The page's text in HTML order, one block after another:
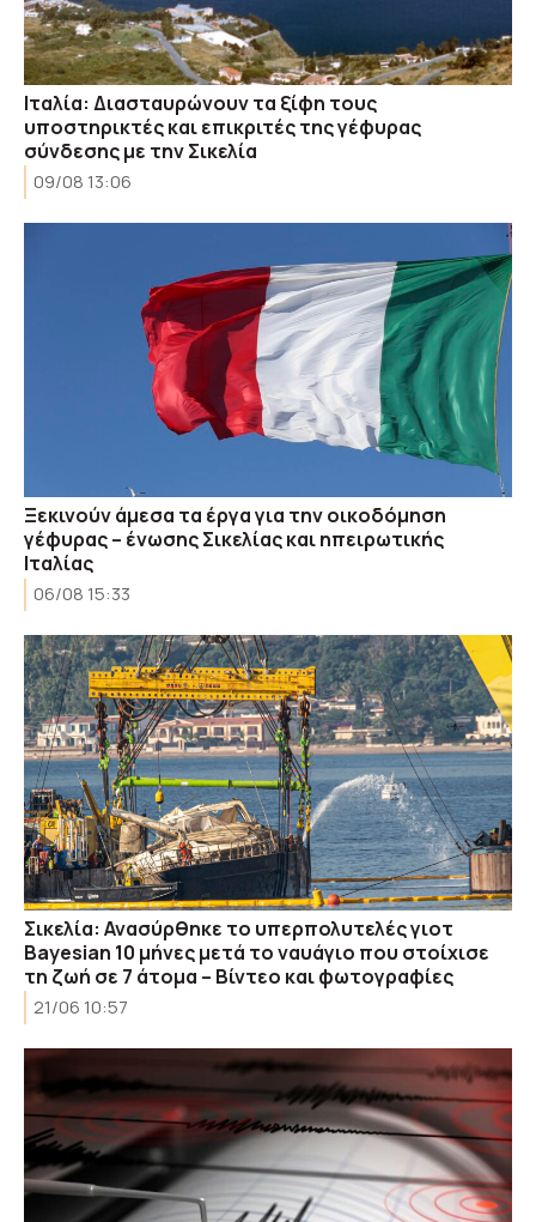
Ιταλία: Διασταυρώνουν τα ξίφη τους
υποστηρικτές και επικριτές της γέφυρας
σύνδεσης με την Σικελία
09/08 13:06
Ξεκινούν άμεσα τα έργα για την οικοδόμηση
γέφυρας – ένωσης Σικελίας και ηπειρωτικής
Ιταλίας
06/08 15:33
Σικελία: Ανασύρθηκε το υπερπολυτελές γιοτ
Bayesian 10 μήνες μετά το ναυάγιο που στοίχισε
τη ζωή σε 7 άτομα – Βίντεο και φωτογραφίες
21/06 10:57